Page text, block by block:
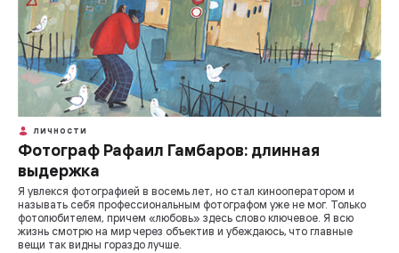
ЛИЧНОСТИ
Фотограф Рафаил Гамбаров: длинная
выдержка
Я увлекся фотографией в восемь лет, но стал кинооператором и
называть себя профессиональным фотографом уже не мог. Только
фотолюбителем, причем «любовь» здесь слово ключевое. Я всю
жизнь смотрю на мир через объектив и убеждаюсь, что главные
вещи так видны гораздо лучше.